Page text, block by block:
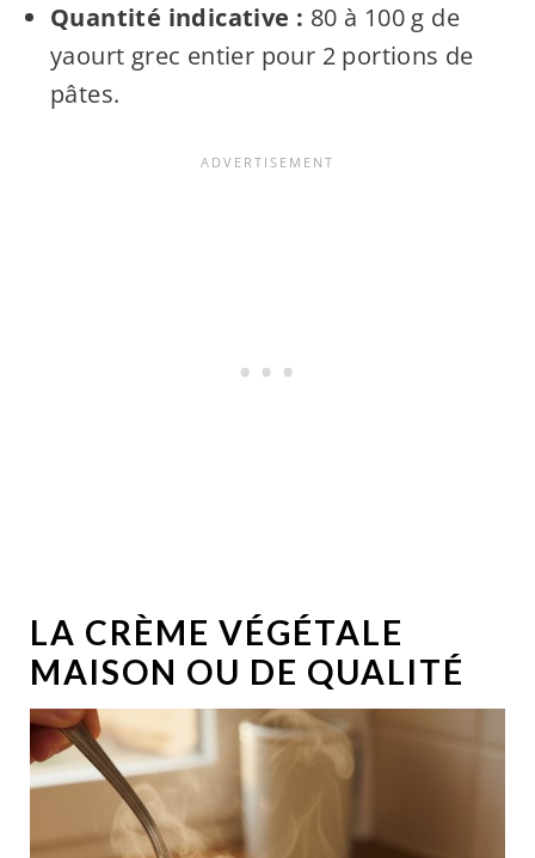
Quantité indicative : 80 à 100 g de
yaourt grec entier pour 2 portions de
pâtes.
LA CRÈME VÉGÉTALE
MAISON OU DE QUALITÉ